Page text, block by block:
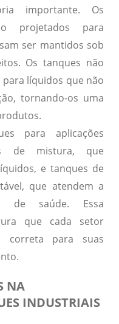
importante. Os
projetados para
ser mantidos sob
Os tanques não
líquidos que não
tornando-os uma
para aplicações
de mistura, que
e tanques de
que atendem a
de saúde. Essa
que cada setor
correta para suas
NA
INDUSTRIAIS